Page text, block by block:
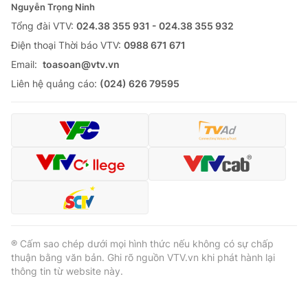
Nguyễn Trọng Ninh
Tổng đài VTV: 024.38 355 931 - 024.38 355 932
Ðiện thoại Thời báo VTV: 0988 671 671
Email: toasoan@vtv.vn
Liên hệ quảng cáo: (024) 626 79595
® Cấm sao chép dưới mọi hình thức nếu không có sự chấp
thuận bằng văn bản. Ghi rõ nguồn VTV.vn khi phát hành lại
thông tin từ website này.